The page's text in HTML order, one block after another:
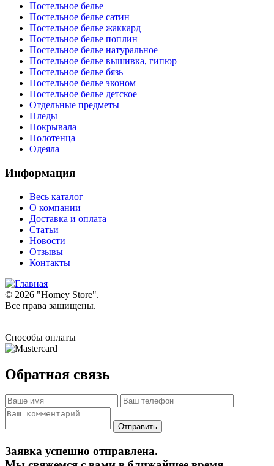
Постельное белье
Постельное белье сатин
Постельное белье жаккард
Постельное белье поплин
Постельное белье натуральное
Постельное белье вышивка, гипюр
Постельное белье бязь
Постельное белье эконом
Постельное белье детское
Отдельные предметы
Пледы
Покрывала
Полотенца
Одеяла
Информация
Весь каталог
О компании
Доставка и оплата
Статьи
Новости
Отзывы
Контакты
© 2026 "Homey Store".
Все права защищены.
Способы оплаты
Обратная связь
Заявка успешно отправлена.